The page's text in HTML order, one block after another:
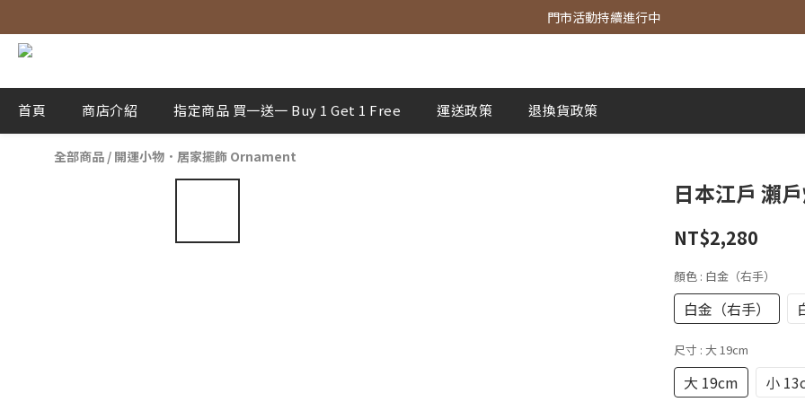
官網商品 全館滿3000 免運費
門市活動持續進行中
首頁 商店介紹 指定商品 買一送一 Buy 1 Get 1 Free 運送政策 退換貨政策
全部商品 / 開運小物．居家擺飾 Ornament
日本江戶 瀨
NT$2,280
顏色 : 白金（右手）
白金（右手）
尺寸 : 大 19cm
大 19cm 小